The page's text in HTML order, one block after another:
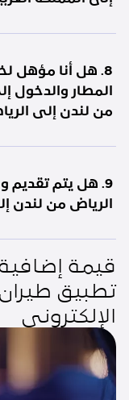
8. هل أنا مؤهل
المطار والدخول
من لندن إلى
9. هل يتم
الرياض من لندن
قيمة
تطبيق
الإلكتروني